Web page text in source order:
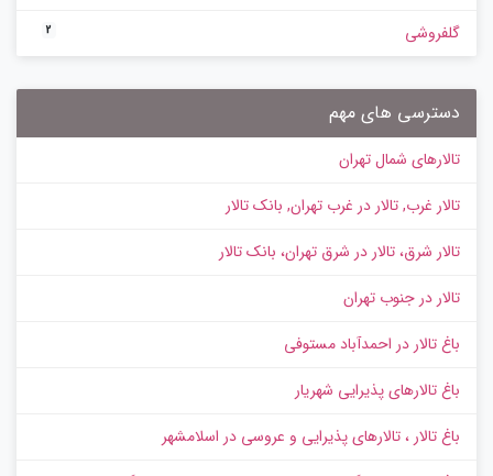
گلفروشی 2
دسترسی های مهم
تالارهای شمال تهران
تالار غرب, تالار در غرب تهران, بانک تالار
تالار شرق، تالار در شرق تهران، بانک تالار
تالار در جنوب تهران
باغ تالار در احمدآباد مستوفی
باغ تالارهای پذیرایی شهریار
باغ تالار ، تالارهای پذیرایی و عروسی در اسلامشهر